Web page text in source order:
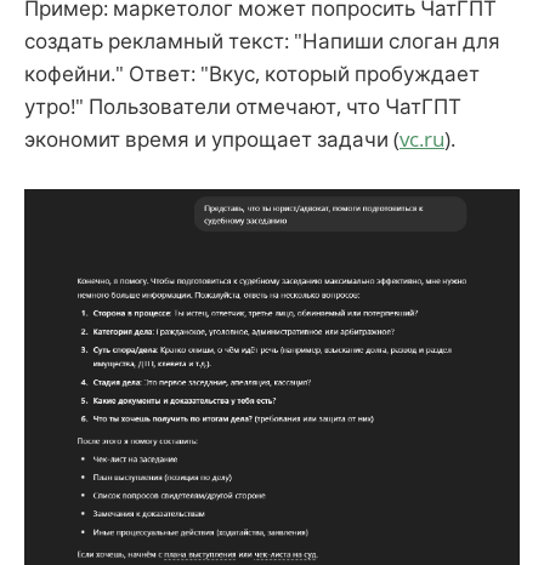
Пример: маркетолог может попросить ЧатГПТ
создать рекламный текст: "Напиши слоган для
кофейни." Ответ: "Вкус, который пробуждает
утро!" Пользователи отмечают, что ЧатГПТ
экономит время и упрощает задачи (vc.ru).